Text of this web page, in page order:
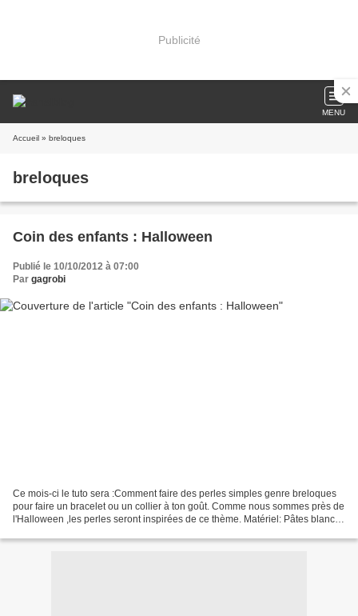
Publicité
MENU
Accueil » breloques
breloques
Coin des enfants : Halloween
Publié le 10/10/2012 à 07:00
Par gagrobi
Ce mois-ci le tuto sera :Comment faire des perles simples genre breloques
pour faire un bracelet ou un collier à ton goût. Comme nous sommes près de
l'Halloween ,les perles seront inspirées de ce thème. Matériel: Pâtes blanc,